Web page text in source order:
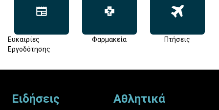
Ευκαιρίες
Εργοδότησης
Φαρμακεία Πτήσεις
Ειδήσεις Αθλητικά